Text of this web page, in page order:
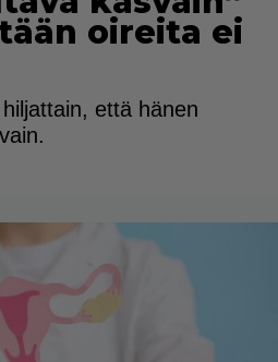
oireita ei
että hänen